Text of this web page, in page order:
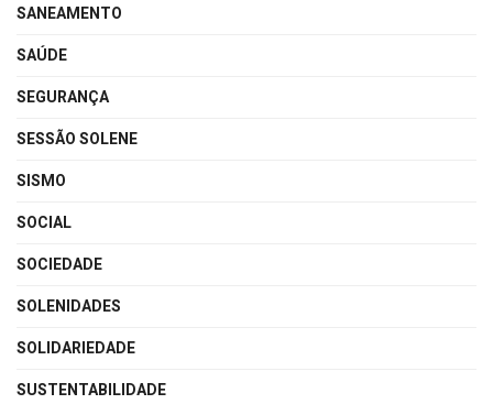
SANEAMENTO
SAÚDE
SEGURANÇA
SESSÃO SOLENE
SISMO
SOCIAL
SOCIEDADE
SOLENIDADES
SOLIDARIEDADE
SUSTENTABILIDADE